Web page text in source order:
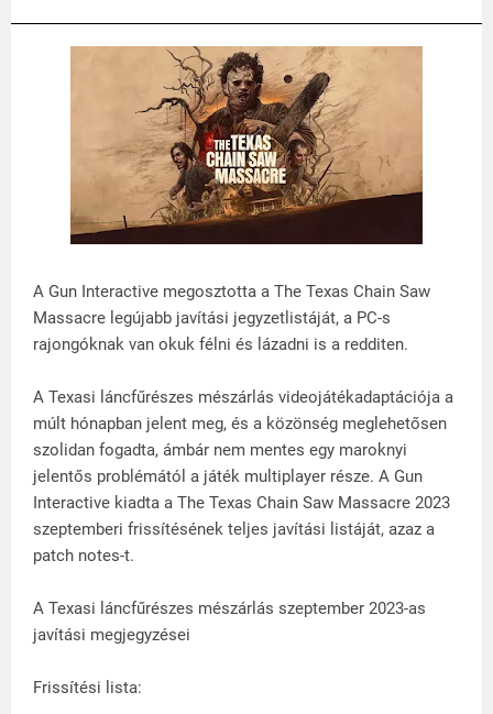
A Gun Interactive megosztotta a The Texas Chain Saw
Massacre legújabb javítási jegyzetlistáját, a PC-s
rajongóknak van okuk félni és lázadni is a redditen.
A Texasi láncfűrészes mészárlás videojátékadaptációja a
múlt hónapban jelent meg, és a közönség meglehetősen
szolidan fogadta, ámbár nem mentes egy maroknyi
jelentős problémától a játék multiplayer része. A Gun
Interactive kiadta a The Texas Chain Saw Massacre 2023
szeptemberi frissítésének teljes javítási listáját, azaz a
patch notes-t.
A Texasi láncfűrészes mészárlás szeptember 2023-as
javítási megjegyzései
Frissítési lista: